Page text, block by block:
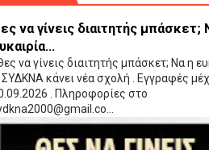
(VIDEO)
να γίνεις διαιτητής μπάσκετ;
να γίνεις διαιτητής μπάσκετ; Να η
κάνει νέα σχολή . Εγγραφές
. Πληροφορίες στο